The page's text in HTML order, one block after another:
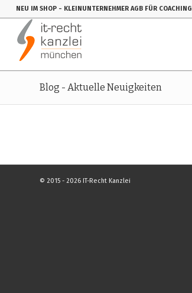
NEU IM SHOP - KLEINUNTERNEHMER AGB FÜR COACHING
Blog - Aktuelle Neuigkeiten
© 2015 - 2026 IT-Recht Kanzlei